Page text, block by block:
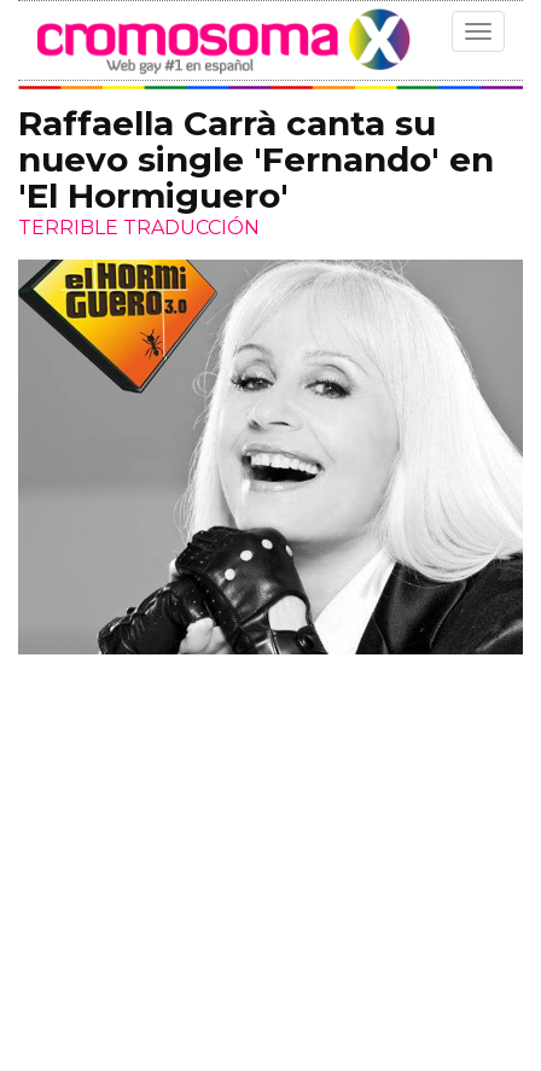
Toggle
Raffaella Carrà canta su
nuevo single 'Fernando' en
'El Hormiguero'
TERRIBLE TRADUCCIÓN